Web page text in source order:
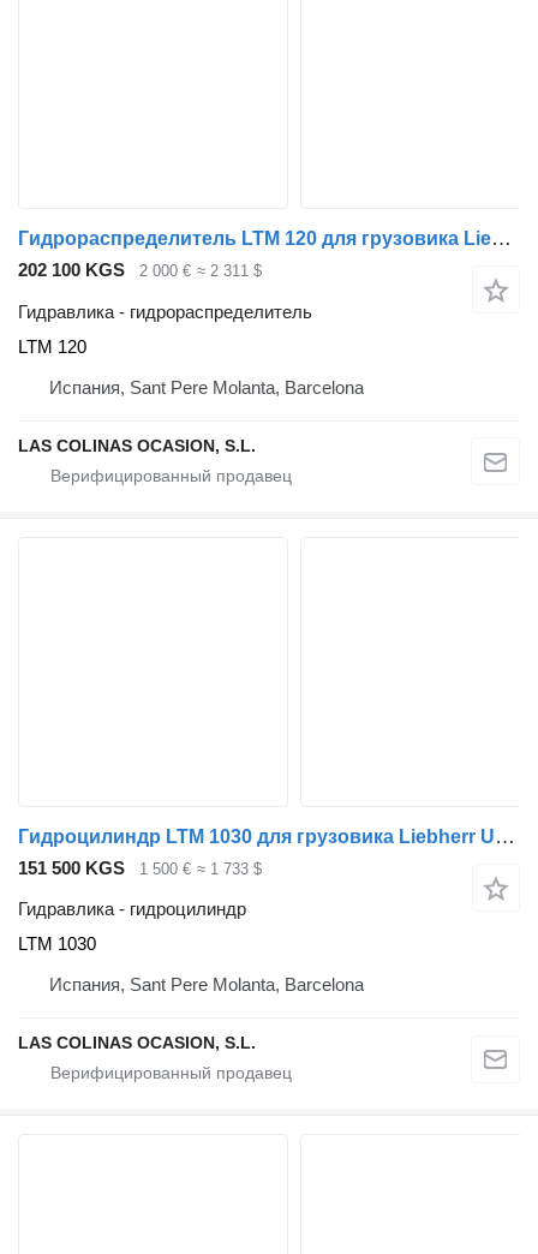
Гидрораспределитель LTM 120 для грузовика Liebherr UM 120 LTM 1030
202 100 KGS 2 000 € ≈ 2 311 $
Гидравлика - гидрораспределитель
LTM 120
Испания, Sant Pere Molanta, Barcelona
LAS COLINAS OCASION, S.L.
Гидроцилиндр LTM 1030 для грузовика Liebherr UM 120 LTM 1030
151 500 KGS 1 500 € ≈ 1 733 $
Гидравлика - гидроцилиндр
LTM 1030
Испания, Sant Pere Molanta, Barcelona
LAS COLINAS OCASION, S.L.